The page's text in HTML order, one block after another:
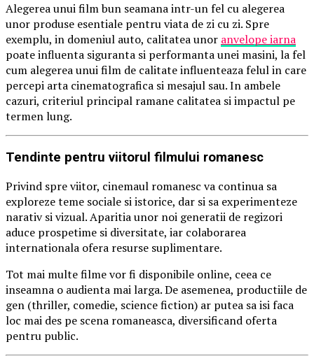
Alegerea unui film bun seamana intr-un fel cu alegerea
unor produse esentiale pentru viata de zi cu zi. Spre
exemplu, in domeniul auto, calitatea unor anvelope iarna
poate influenta siguranta si performanta unei masini, la fel
cum alegerea unui film de calitate influenteaza felul in care
percepi arta cinematografica si mesajul sau. In ambele
cazuri, criteriul principal ramane calitatea si impactul pe
termen lung.
Tendinte pentru viitorul filmului romanesc
Privind spre viitor, cinemaul romanesc va continua sa
exploreze teme sociale si istorice, dar si sa experimenteze
narativ si vizual. Aparitia unor noi generatii de regizori
aduce prospetime si diversitate, iar colaborarea
internationala ofera resurse suplimentare.
Tot mai multe filme vor fi disponibile online, ceea ce
inseamna o audienta mai larga. De asemenea, productiile de
gen (thriller, comedie, science fiction) ar putea sa isi faca
loc mai des pe scena romaneasca, diversificand oferta
pentru public.